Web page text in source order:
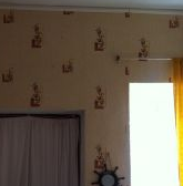
728 000
Анна
(095)